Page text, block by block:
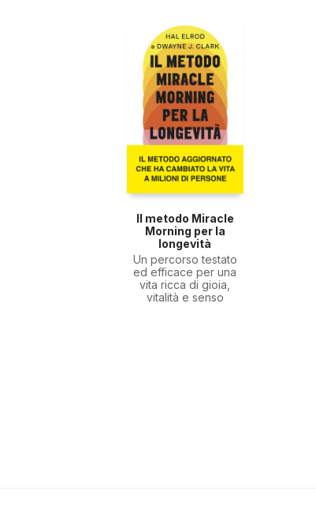
Il metodo Miracle
Morning per la
longevità
Un percorso testato
ed efficace per una
vita ricca di gioia,
vitalità e senso